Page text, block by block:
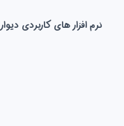
نرم افزار های کاربردی دیوار